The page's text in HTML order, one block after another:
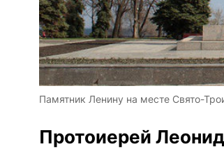
Памятник Ленину на месте Свято-
Протоиерей